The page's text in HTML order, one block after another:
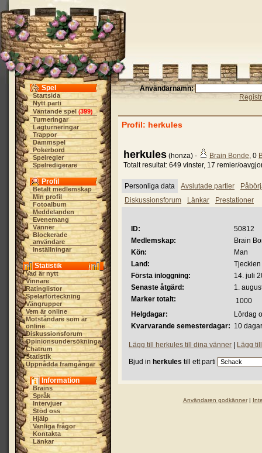
Spel
Startsida
Nytt parti
Väntande spel (399)
Turneringar
Lagturneringar
Trappor
Dammspel
Pokerbord
Spelregler
Spelredigerare
Profil
Betalt medlemskap
Min profil
Fotoalbum
Meddelanden
Evenemang
Vänner
Blockerade
användare
Inställningar
Statistik
Vad är nytt
Vinnare
Ratinglistor
Spelarförteckning
Vängrupper
Vem är online
Motståndare som är
online
Diskussionsforum
Opinionsundersökningar
Chatrum
Statistik
Uppnådda framgångar
Information
Brains
Språk
Intervjuer
Stöd oss
Hjälp
Vanliga frågor
Kontakta
Länkar
Användarnamn:
Profil: herkules
herkules (honza) - Brain Bonde, 0
Totalt resultat: 649 vinster, 17 remier/
Personliga data Avslutade partier
Diskussionsforum
Länkar Prestationer
ID:
50812
Medlemskap:
Brain
Kön:
Man
Land:
Tjeckien
Första inloggning:
14. juli
Senaste åtgärd:
1.
Marker totalt:
1000
Helgdagar:
Lördag
Kvarvarande semesterdagar: 10
Lägg till herkules till dina vänner Lägg
Bjud in herkules till ett parti
Användaren godkänner|